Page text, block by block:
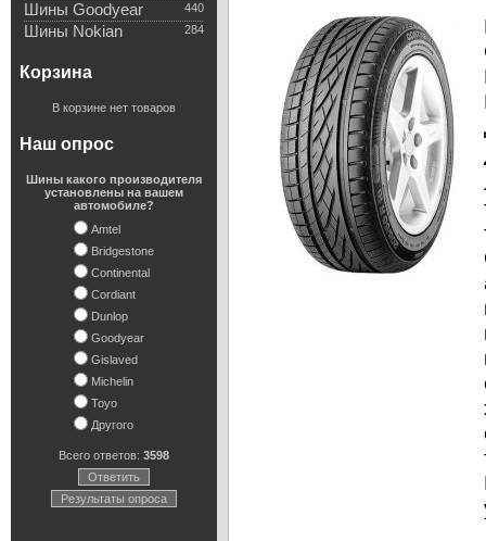
440
Шины Goodyear
284
Шины Nokian
Корзина
В корзине нет товаров
Наш опрос
Шины какого производителя
установлены на вашем
автомобиле?
Amtel
Bridgestone
Continental
Cordiant
Dunlop
Goodyear
Gislaved
Michelin
Toyo
Другого
Всего ответов: 3598
Ответить
Результаты опроса